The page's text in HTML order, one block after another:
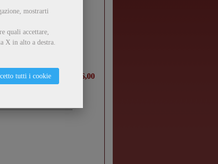
mostrarti
quali accettare,
X in alto a destra.
tutti i cookie € 16,00